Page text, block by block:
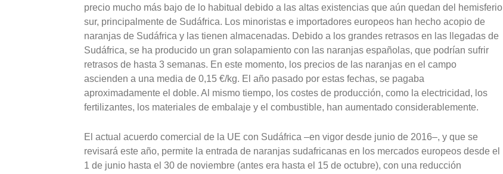
precio mucho más bajo de lo habitual debido a las altas existencias que aún quedan del hemisferio
sur, principalmente de Sudáfrica. Los minoristas e importadores europeos han hecho acopio de
naranjas de Sudáfrica y las tienen almacenadas. Debido a los grandes retrasos en las llegadas de
Sudáfrica, se ha producido un gran solapamiento con las naranjas españolas, que podrían sufrir
retrasos de hasta 3 semanas. En este momento, los precios de las naranjas en el campo
ascienden a una media de 0,15 €/kg. El año pasado por estas fechas, se pagaba
aproximadamente el doble. Al mismo tiempo, los costes de producción, como la electricidad, los
fertilizantes, los materiales de embalaje y el combustible, han aumentado considerablemente.
El actual acuerdo comercial de la UE con Sudáfrica –en vigor desde junio de 2016–, y que se
revisará este año, permite la entrada de naranjas sudafricanas en los mercados europeos desde el
1 de junio hasta el 30 de noviembre (antes era hasta el 15 de octubre), con una reducción